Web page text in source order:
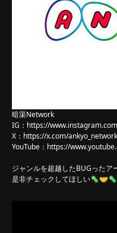
暗渠Network
IG： https://
X： https://x.com/ankyo_network
YouTube： https://
ジャンルを超越したBUGったア
是非チェックしてほしい🦠🤝🦠